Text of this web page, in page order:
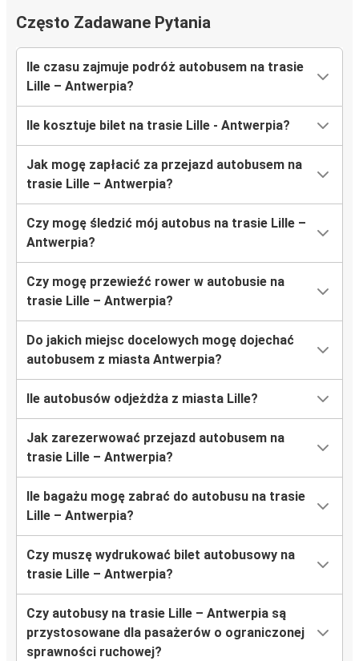
Często Zadawane Pytania
Ile czasu zajmuje podróż autobusem na trasie
Lille – Antwerpia?
Ile kosztuje bilet na trasie Lille - Antwerpia?
Jak mogę zapłacić za przejazd autobusem na
trasie Lille – Antwerpia?
Czy mogę śledzić mój autobus na trasie Lille –
Antwerpia?
Czy mogę przewieźć rower w autobusie na
trasie Lille – Antwerpia?
Do jakich miejsc docelowych mogę dojechać
autobusem z miasta Antwerpia?
Ile autobusów odjeżdża z miasta Lille?
Jak zarezerwować przejazd autobusem na
trasie Lille – Antwerpia?
Ile bagażu mogę zabrać do autobusu na trasie
Lille – Antwerpia?
Czy muszę wydrukować bilet autobusowy na
trasie Lille – Antwerpia?
Czy autobusy na trasie Lille – Antwerpia są
przystosowane dla pasażerów o ograniczonej
sprawności ruchowej?